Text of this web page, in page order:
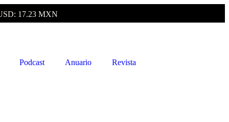
17.23 MXN
Podcast Anuario Revista